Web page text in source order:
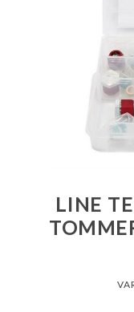
LINE